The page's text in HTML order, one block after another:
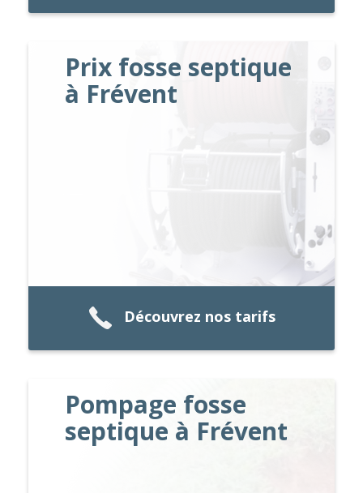
Prix fosse septique
à Frévent
Découvrez nos tarifs
Pompage fosse
septique à Frévent